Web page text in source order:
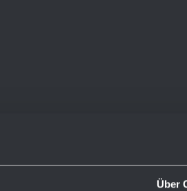
Über